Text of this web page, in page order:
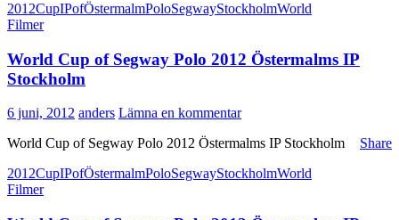
2012CupIPofÖstermalmPoloSegwayStockholmWorld
Filmer
World Cup of Segway Polo 2012 Östermalms IP
Stockholm
6 juni, 2012 anders Lämna en kommentar
Share
World Cup of Segway Polo 2012 Östermalms IP Stockholm
2012CupIPofÖstermalmPoloSegwayStockholmWorld
Filmer